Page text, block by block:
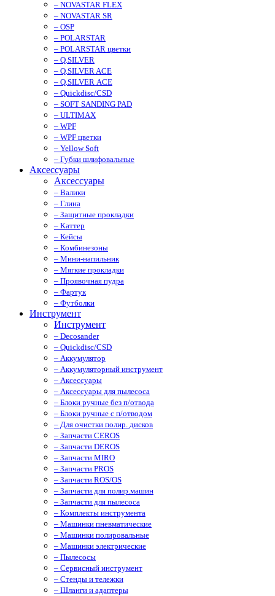
– NOVASTAR FLEX
– NOVASTAR SR
– OSP
– POLARSTAR
– POLARSTAR цветки
– Q.SILVER
– Q.SILVER ACE
– Q.SILVER ACE
– Quickdisc/CSD
– SOFT SANDING PAD
– ULTIMAX
– WPF
– WPF цветки
– Yellow Soft
– Губки шлифовальные
Аксессуары
Аксессуары
– Валики
– Глина
– Защитные прокладки
– Каттер
– Кейсы
– Комбинезоны
– Мини-напильник
– Мягкие прокладки
– Проявочная пудра
– Фартук
– Футболки
Инструмент
Инструмент
– Decosander
– Quickdisc/CSD
– Аккумулятор
– Аккумуляторный инструмент
– Аксессуары
– Аксессуары для пылесоса
– Блоки ручные без п/отвода
– Блоки ручные с п/отводом
– Для очистки полир. дисков
– Запчасти CEROS
– Запчасти DEROS
– Запчасти MIRO
– Запчасти PROS
– Запчасти ROS/OS
– Запчасти для полир.машин
– Запчасти для пылесоса
– Комплекты инструмента
– Машинки пневматические
– Машинки полировальные
– Машинки электрические
– Пылесосы
– Сервисный инструмент
– Стенды и тележки
– Шланги и адаптеры